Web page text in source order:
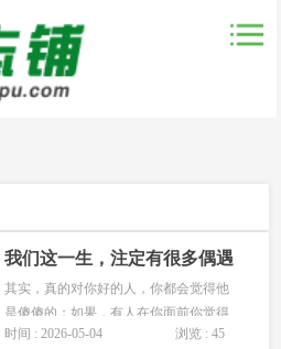
我们这一生，注定有很多偶遇
其实，真的对你好的人，你都会觉得他
是傻傻的；如果，有人在你面前你觉得
他很精明，让你琢磨不透，可能他不是
时间 : 2026-05-04
浏览 : 45